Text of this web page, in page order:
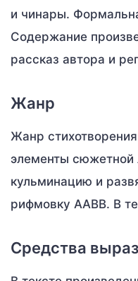
и чинары.
Содержание
рассказ автора и
Жанр
Жанр
элементы сюжетной
кульминацию и
рифмовку ААВВ. В
Средства